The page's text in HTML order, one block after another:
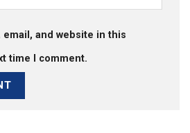
email, and website in this
time I comment.